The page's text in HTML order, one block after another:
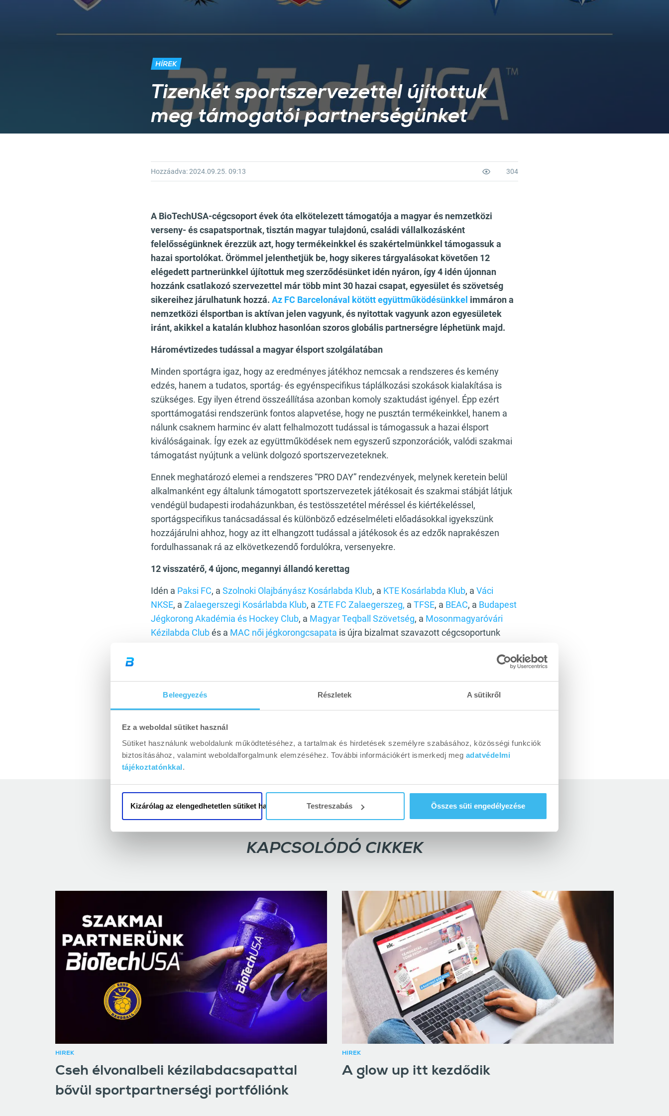
Beleegyezés Részletek A sütikről
Ez a weboldal sütiket használ
Sütiket használunk weboldalunk működtetéséhez, a tartalmak és hirdetések személyre szabásához, közösségi funkciók
biztosításához, valamint weboldalforgalmunk elemzéséhez. További információkért ismerkedj meg adatvédelmi
tájékoztatónkkal.
Kizárólag az elengedhetetlen sütiket használja Testreszabás Összes süti engedélyezése
HÍREK
Tizenkét sportszervezettel újítottuk
meg támogatói partnerségünket
Hozzáadva:2024.09.25. 09:13 304
A BioTechUSA-cégcsoport évek óta elkötelezett támogatója a magyar és nemzetközi
verseny- és csapatsportnak, tisztán magyar tulajdonú, családi vállalkozásként
felelősségünknek érezzük azt, hogy termékeinkkel és szakértelmünkkel támogassuk a
hazai sportolókat. Örömmel jelenthetjük be, hogy sikeres tárgyalásokat követően 12
elégedett partnerünkkel újítottuk meg szerződésünket idén nyáron, így 4 idén újonnan
hozzánk csatlakozó szervezettel már több mint 30 hazai csapat, egyesület és szövetség
sikereihez járulhatunk hozzá. Az FC Barcelonával kötött együttműködésünkkel immáron a
nemzetközi élsportban is aktívan jelen vagyunk, és nyitottak vagyunk azon egyesületek
iránt, akikkel a katalán klubhoz hasonlóan szoros globális partnerségre léphetünk majd.
Háromévtizedes tudással a magyar élsport szolgálatában
Minden sportágra igaz, hogy az eredményes játékhoz nemcsak a rendszeres és kemény
edzés, hanem a tudatos, sportág- és egyénspecifikus táplálkozási szokások kialakítása is
szükséges. Egy ilyen étrend összeállítása azonban komoly szaktudást igényel. Épp ezért
sporttámogatási rendszerünk fontos alapvetése, hogy ne pusztán termékeinkkel, hanem a
nálunk csaknem harminc év alatt felhalmozott tudással is támogassuk a hazai élsport
kiválóságainak. Így ezek az együttműködések nem egyszerű szponzorációk, valódi szakmai
támogatást nyújtunk a velünk dolgozó sportszervezeteknek.
Ennek meghatározó elemei a rendszeres “PRO DAY” rendezvények, melynek keretein belül
alkalmanként egy általunk támogatott sportszervezetek játékosait és szakmai stábját látjuk
vendégül budapesti irodaházunkban, és testösszetétel méréssel és kiértékeléssel,
sportágspecifikus tanácsadással és különböző edzéselméleti előadásokkal igyekszünk
hozzájárulni ahhoz, hogy az itt elhangzott tudással a játékosok és az edzők naprakészen
fordulhassanak rá az elkövetkezendő fordulókra, versenyekre.
12 visszatérő, 4 újonc, megannyi állandó kerettag
Idén a Paksi FC, a Szolnoki Olajbányász Kosárlabda Klub, a KTE Kosárlabda Klub, a Váci
NKSE, a Zalaegerszegi Kosárlabda Klub, a ZTE FC Zalaegerszeg, a TFSE, a BEAC, a Budapest
Jégkorong Akadémia és Hockey Club, a Magyar Teqball Szövetség, a Mosonmagyaróvári
Kézilabda Clubés a MAC női jégkorongcsapata is újra bizalmat szavazott cégcsoportunk
Esernyős Óbudai Kulturális és Sport Nonprofit
Paralimpiai Bizottsággal
KAPCSOLÓDÓ CIKKEK
HÍREK
Cseh élvonalbeli kézilabdacsapattal
bővül sportpartnerségi portfóliónk
HÍREK
A glow up itt kezdődik